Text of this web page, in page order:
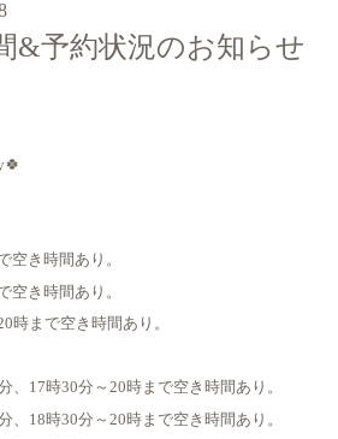
&予約状況のお知らせ
空き時間あり。
空き時間あり。
時まで空き時間あり。
、17時30分～20時まで空き時間あり。
、18時30分～20時まで空き時間あり。